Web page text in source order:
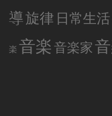
導旋律 日常生活
楽 音楽音楽家